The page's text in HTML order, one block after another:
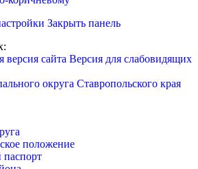
Закрыть панель
версия сайта Версия для слабовидящих
округа Ставропольского края
положение
паспорт